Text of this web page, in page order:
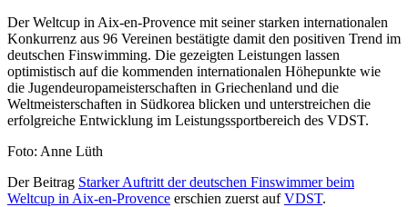
Der Weltcup in Aix-en-Provence mit seiner starken internationalen
Konkurrenz aus 96 Vereinen bestätigte damit den positiven Trend im
deutschen Finswimming. Die gezeigten Leistungen lassen
optimistisch auf die kommenden internationalen Höhepunkte wie
die Jugendeuropameisterschaften in Griechenland und die
Weltmeisterschaften in Südkorea blicken und unterstreichen die
erfolgreiche Entwicklung im Leistungssportbereich des VDST.
Foto: Anne Lüth
Der Beitrag Starker Auftritt der deutschen Finswimmer beim
Weltcup in Aix-en-Provence erschien zuerst aufVDST.